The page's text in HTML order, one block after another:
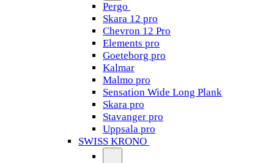
Pergo
Skara 12 pro
Chevron 12 Pro
Elements pro
Goeteborg pro
Kalmar
Malmo pro
Sensation Wide Long Plank
Skara pro
Stavanger pro
Uppsala pro
SWISS KRONO